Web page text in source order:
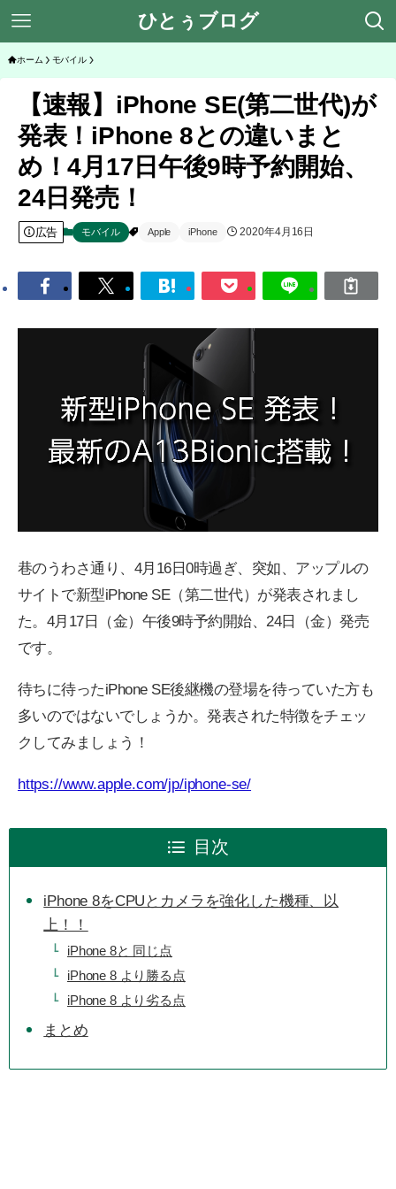
ひとぅブログ
ホーム モバイル
【速報】iPhone SE(第二世代)が
発表！iPhone 8との違いまと
め！4月17日午後9時予約開始、
24日発売！
広告 モバイル Apple iPhone 2020年4月16日
巷のうわさ通り、4月16日0時過ぎ、突如、アップルの
サイトで新型iPhone SE（第二世代）が発表されまし
た。4月17日（金）午後9時予約開始、24日（金）発売
です。
待ちに待ったiPhone SE後継機の登場を待っていた方も
多いのではないでしょうか。発表された特徴をチェッ
クしてみましょう！
https://www.apple.com/jp/iphone-se/
目次
iPhone 8をCPUとカメラを強化した機種、以
上！！
iPhone 8と 同じ点
iPhone 8 より勝る点
iPhone 8 より劣る点
まとめ